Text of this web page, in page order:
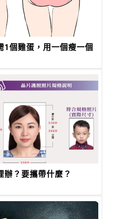
1個雞蛋，用一個瘦一個
辦？要攜帶什麼？